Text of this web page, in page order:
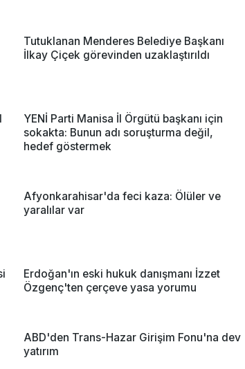
Tutuklanan Menderes Belediye Başkanı
İlkay Çiçek görevinden uzaklaştırıldı
YENİ Parti Manisa İl Örgütü başkanı için
sokakta: Bunun adı soruşturma değil,
hedef göstermek
Afyonkarahisar'da feci kaza: Ölüler ve
yaralılar var
Erdoğan'ın eski hukuk danışmanı İzzet
Özgenç'ten çerçeve yasa yorumu
ABD'den Trans-Hazar Girişim Fonu'na dev
yatırım